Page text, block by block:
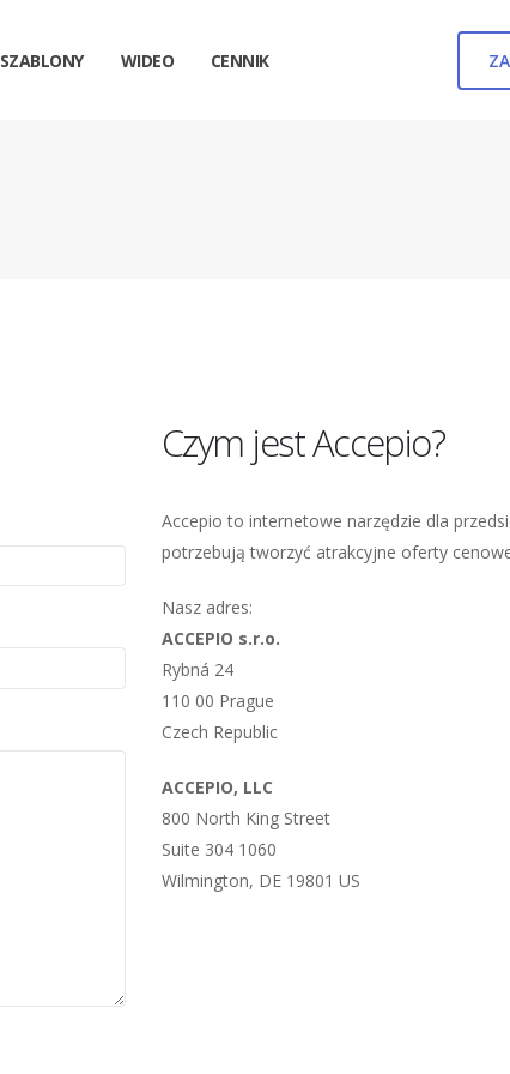
SZABLONY WIDEO CENNIK
Czym jest Accepio?
Accepio to internetowe narzędzie dla
potrzebują tworzyć atrakcyjne oferty
Nasz adres:
ACCEPIO s.r.o.
Rybná 24
110 00 Prague
Czech Republic
ACCEPIO, LLC
800 North King Street
Suite 304 1060
Wilmington, DE 19801 US